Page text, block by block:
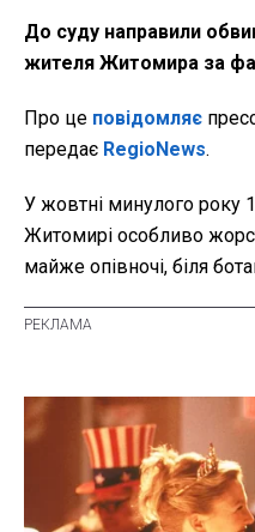
До суду направили
жителя Житомира за
Про це повідомляє
передає RegioNews.
У жовтні минулого року
Житомирі особливо
майже опівночі, біля